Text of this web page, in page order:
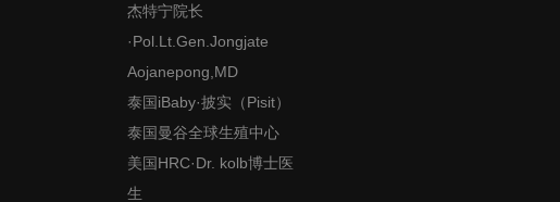
杰特宁院长
·Pol.Lt.Gen.Jongjate
Aojanepong,MD
泰国iBaby·披实（Pisit）
泰国曼谷全球生殖中心
美国HRC·Dr. kolb博士医
生